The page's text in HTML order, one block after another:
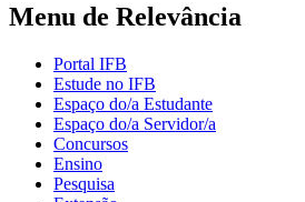
Menu de Relevância
Portal IFB
Estude no IFB
Espaço do/a Estudante
Espaço do/a Servidor/a
Concursos
Ensino
Pesquisa